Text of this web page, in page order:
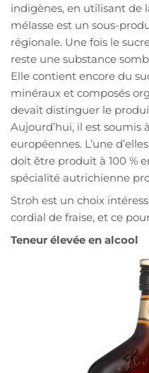
indigènes, en utilisant de
mélasse est un sous-
régionale. Une fois le
reste une substance
Elle contient encore du
minéraux et composés
devait distinguer le
Aujourd’hui, il est soumis
européennes. L’une
doit être produit à 100 %
spécialité autrichienne
Stroh est un choix
cordial de fraise, et ce
Teneur élevée en alcool